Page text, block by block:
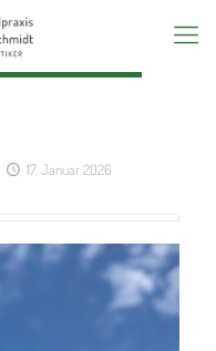
17. Januar 2026